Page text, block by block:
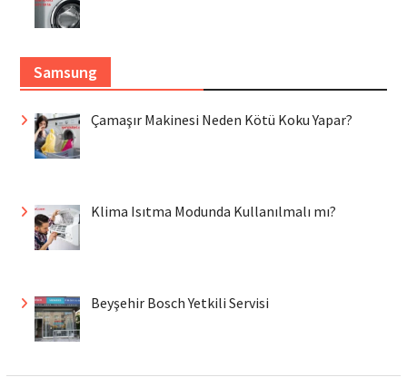
Samsung
Çamaşır Makinesi Neden Kötü Koku Yapar?
Klima Isıtma Modunda Kullanılmalı mı?
Beyşehir Bosch Yetkili Servisi